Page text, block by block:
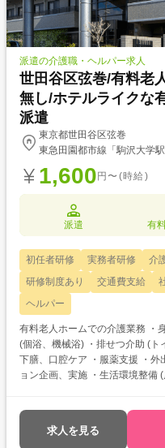
派遣の介護職・ヘルパー求人
世田谷区弦巻/有料老
無し/ホテルライクな
派遣
東京都世田谷区弦巻
東急田園都市線「駒沢大学
1,600 円〜(時給)
派遣 有
初任者研修 実務者研修 介
研修制度あり
交通費支給
ヘルパー
有料老人ホームでの介護業務 ・身体介助(移乗介助、食事介助) ・入浴介助
(個浴、機械浴) ・排せつ介助 (
下膳、口腔ケア ・服薬支援 ・外
ョン企画、実施 ・生活環境整備
求人を見る